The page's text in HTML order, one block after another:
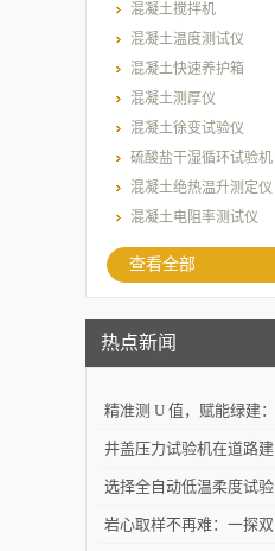
混凝土搅拌机
混凝土温度测试仪
混凝土快速养护箱
混凝土测厚仪
混凝土徐变试验仪
硫酸盐干湿循环试验机
混凝土绝热温升测定仪
混凝土电阻率测试仪
查看全部
热点新闻
精准测 U 值，赋能绿建：
上海乐傲的传热系数测量
仪守护建筑节能底线
井盖压力试验机在道路建
设中的作用是什么？
选择全自动低温柔度试验
仪，需要注意哪些事项？
岩心取样不再难：一探双